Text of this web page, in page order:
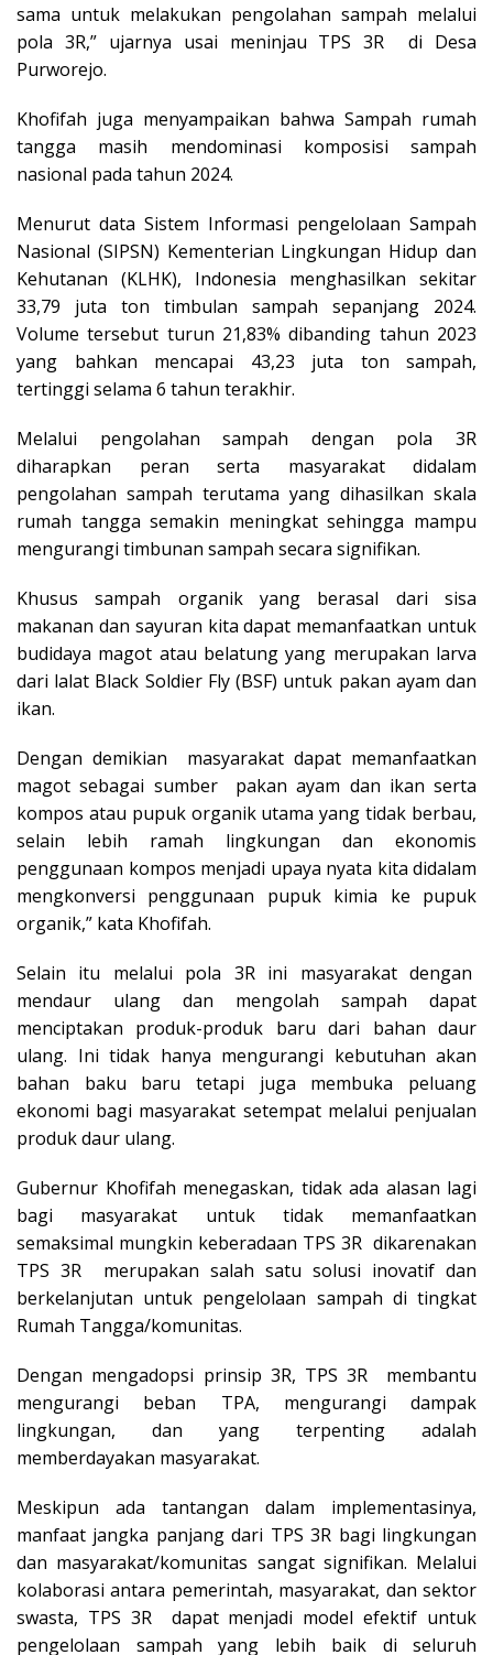
sama untuk melakukan pengolahan sampah melalui
pola 3R,” ujarnya usai meninjau TPS 3R di Desa
Purworejo.
Khofifah juga menyampaikan bahwa Sampah rumah
tangga masih mendominasi komposisi sampah
nasional pada tahun 2024.
Menurut data Sistem Informasi pengelolaan Sampah
Nasional (SIPSN) Kementerian Lingkungan Hidup dan
Kehutanan (KLHK), Indonesia menghasilkan sekitar
33,79 juta ton timbulan sampah sepanjang 2024.
Volume tersebut turun 21,83% dibanding tahun 2023
yang bahkan mencapai 43,23 juta ton sampah,
tertinggi selama 6 tahun terakhir.
Melalui pengolahan sampah dengan pola 3R
diharapkan peran serta masyarakat didalam
pengolahan sampah terutama yang dihasilkan skala
rumah tangga semakin meningkat sehingga mampu
mengurangi timbunan sampah secara signifikan.
Khusus sampah organik yang berasal dari sisa
makanan dan sayuran kita dapat memanfaatkan untuk
budidaya magot atau belatung yang merupakan larva
dari lalat Black Soldier Fly (BSF) untuk pakan ayam dan
ikan.
Dengan demikian masyarakat dapat memanfaatkan
magot sebagai sumber pakan ayam dan ikan serta
kompos atau pupuk organik utama yang tidak berbau,
selain lebih ramah lingkungan dan ekonomis
penggunaan kompos menjadi upaya nyata kita didalam
mengkonversi penggunaan pupuk kimia ke pupuk
organik,” kata Khofifah.
Selain itu melalui pola 3R ini masyarakat dengan
mendaur ulang dan mengolah sampah dapat
menciptakan produk-produk baru dari bahan daur
ulang. Ini tidak hanya mengurangi kebutuhan akan
bahan baku baru tetapi juga membuka peluang
ekonomi bagi masyarakat setempat melalui penjualan
produk daur ulang.
Gubernur Khofifah menegaskan, tidak ada alasan lagi
bagi masyarakat untuk tidak memanfaatkan
semaksimal mungkin keberadaan TPS 3R dikarenakan
TPS 3R merupakan salah satu solusi inovatif dan
berkelanjutan untuk pengelolaan sampah di tingkat
Rumah Tangga/komunitas.
Dengan mengadopsi prinsip 3R, TPS 3R membantu
mengurangi beban TPA, mengurangi dampak
lingkungan, dan yang terpenting adalah
memberdayakan masyarakat.
Meskipun ada tantangan dalam implementasinya,
manfaat jangka panjang dari TPS 3R bagi lingkungan
dan masyarakat/komunitas sangat signifikan. Melalui
kolaborasi antara pemerintah, masyarakat, dan sektor
swasta, TPS 3R dapat menjadi model efektif untuk
pengelolaan sampah yang lebih baik di seluruh